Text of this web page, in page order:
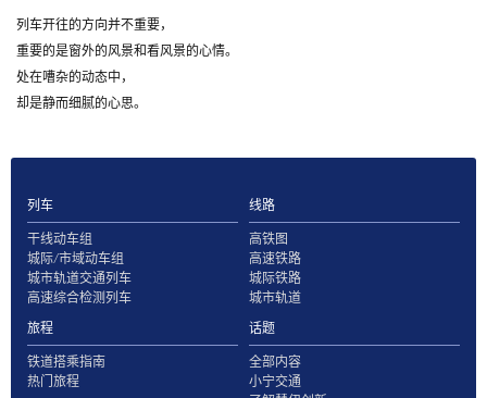
列车开往的方向并不重要，
重要的是窗外的风景和看风景的心情。
处在嘈杂的动态中，
却是静而细腻的心思。
列车
干线动车组
城际/市域动车组
城市轨道交通列车
高速综合检测列车
线路
高铁图
高速铁路
城际铁路
城市轨道
旅程
铁道搭乘指南
热门旅程
话题
全部内容
小宁交通